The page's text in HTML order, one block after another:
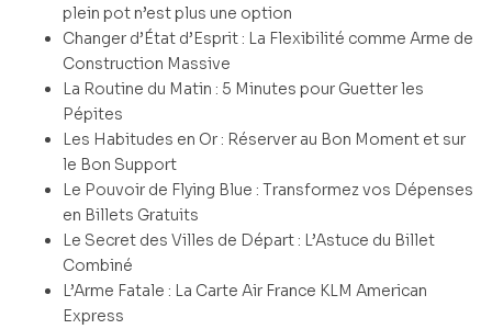
plein pot n’est plus une option
Changer d’État d’Esprit : La Flexibilité comme Arme de
Construction Massive
La Routine du Matin : 5 Minutes pour Guetter les
Pépites
Les Habitudes en Or : Réserver au Bon Moment et sur
le Bon Support
Le Pouvoir de Flying Blue : Transformez vos Dépenses
en Billets Gratuits
Le Secret des Villes de Départ : L’Astuce du Billet
Combiné
L’Arme Fatale : La Carte Air France KLM American
Express